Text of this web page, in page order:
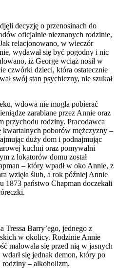
decyzję o przenosinach do
oficjalnie nieznanych rodzinie,
relacjonowano, w wieczór
wydawał się być pogodny i nic
iż George wciąż nosił w
czwórki dzieci, która ostatecznie
swój stan psychiczny, nie szukał
wdowa nie mogła pobierać
zarabiane przez Annie oraz
przychodu rodziny. Pracodawca
kwartalnych poborów mężczyzny –
duży dom i podnajmując
kuchni oraz pomywalni
z lokatorów domu został
– który wpadł w oko Annie, z
wzięła ślub, a rok później Annie
1873 państwo Chapman doczekali
Tressa Barry’ego, jednego z
w okolicy. Rodzinie Annie
malowała się przed nią w jasnych
się jednak demon, który po
– alkoholizm.